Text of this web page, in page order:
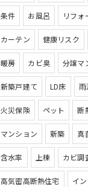
条件 お風呂 リフォ
カーテン 健康リスク
暖房 カビ臭 分譲マ
新築戸建て LD床 雨
火災保険 ペット 断
マンション 新築 真
含水率 上棟 カビ調
高気密高断熱住宅 イ